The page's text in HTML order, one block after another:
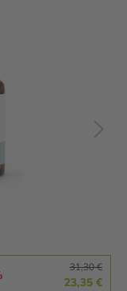
31,30 €
23,35 €